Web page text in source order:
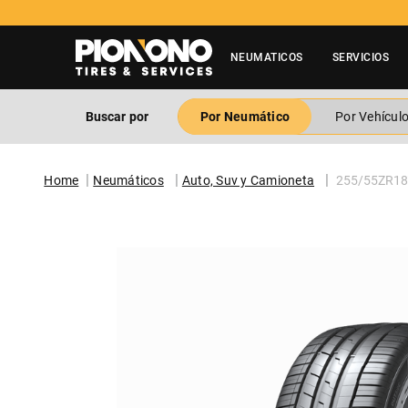
Tienes
NEUMATICOS SERVICIOS
Buscar por Por Neumático Por Vehículo
Neumáticos Auto, Suv y Camioneta 255/